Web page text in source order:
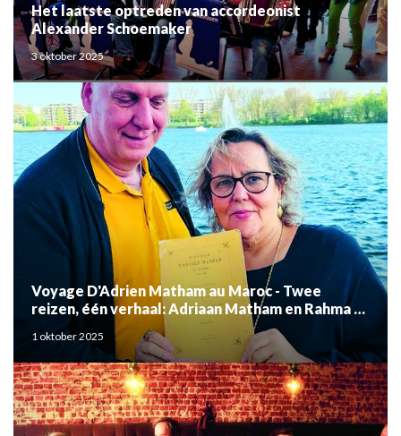
Het laatste optreden van accordeonist
Alexander Schoemaker
3 oktober 2025
Voyage D'Adrien Matham au Maroc - Twee
reizen, één verhaal: Adriaan Matham en Rahma el
Mouden
1 oktober 2025